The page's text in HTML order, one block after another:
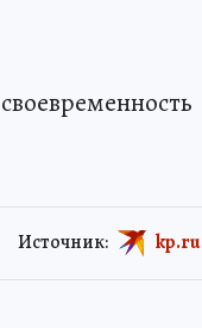
Источник: kp.ru